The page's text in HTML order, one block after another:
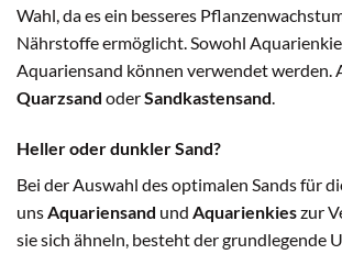
Wahl, da es ein besseres
Nährstoffe ermöglicht. Sowohl
Aquariensand können verwendet werden.
Quarzsand oderSandkastensand.
Heller oder dunkler Sand?
Bei der Auswahl des optimalen Sands für
unsAquariensand und Aquarienkieszur
sie sich ähneln, besteht der grundlegende